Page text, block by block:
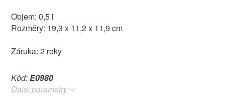
Objem: 0,5 l
Rozměry: 19,3 x 11,2 x 11,9 cm
Záruka: 2 roky
Kód:E0980
Další parametry